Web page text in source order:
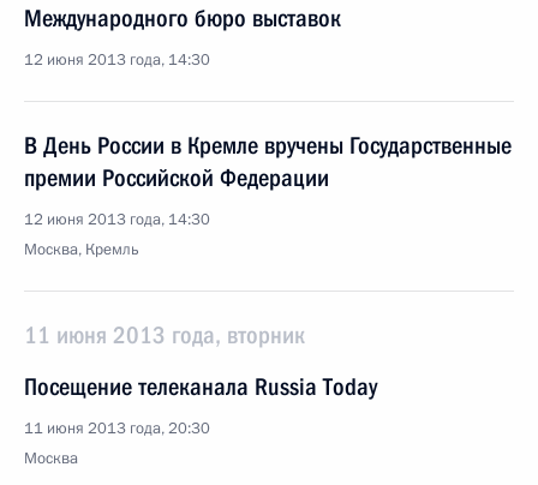
Международного бюро выставок
12 июня 2013 года, 14:30
В День России в Кремле вручены Государственные
премии Российской Федерации
12 июня 2013 года, 14:30
Москва, Кремль
11 июня 2013 года, вторник
Посещение телеканала Russia Today
11 июня 2013 года, 20:30
Москва